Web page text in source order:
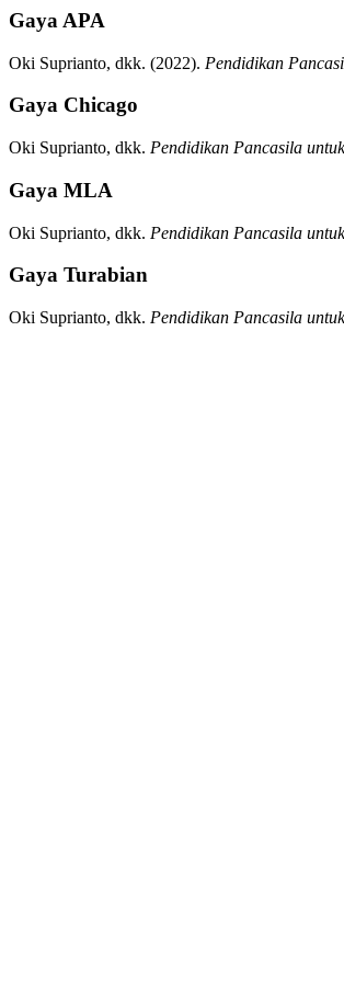
Gaya APA
Oki Suprianto, dkk. (2022). Pendidikan
Gaya Chicago
Oki Suprianto, dkk. Pendidikan Pancasila
Gaya MLA
Oki Suprianto, dkk. Pendidikan Pancasila
Gaya Turabian
Oki Suprianto, dkk. Pendidikan Pancasila